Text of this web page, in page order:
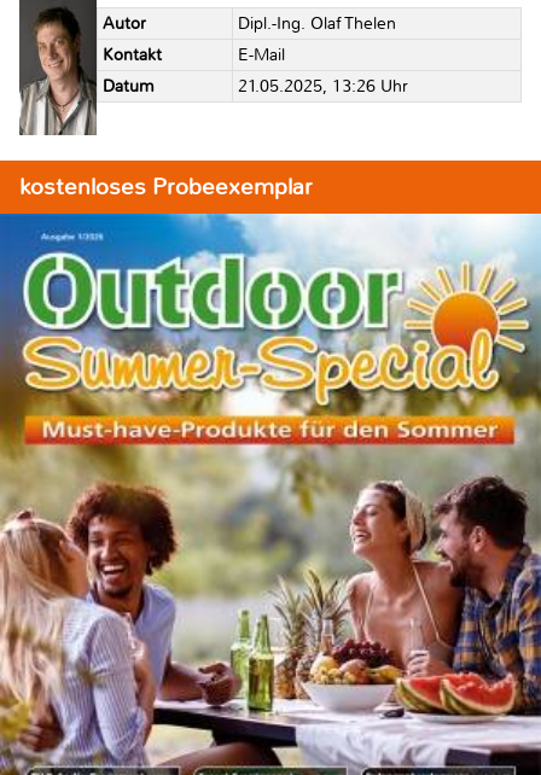
Autor
Dipl.-Ing. Olaf Thelen
Kontakt
E-Mail
Datum
21.05.2025, 13:26 Uhr
kostenloses Probeexemplar